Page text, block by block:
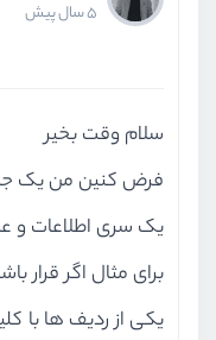
5 سال پیش
سلام وقت بخیر
فرض کنین من یک
یک سری اطلاعات و
برای مثال اگر قرار
یکی از ردیف ها با